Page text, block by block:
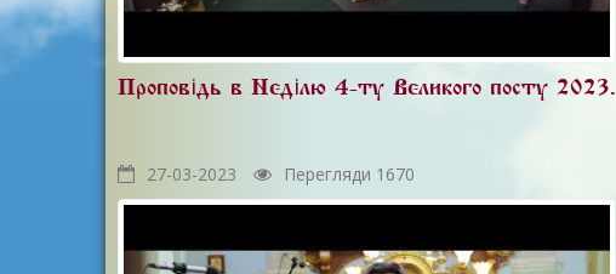
Проповідь в Неділю 4-ту Великого посту 2023.
27-03-2023 Перегляди 1670